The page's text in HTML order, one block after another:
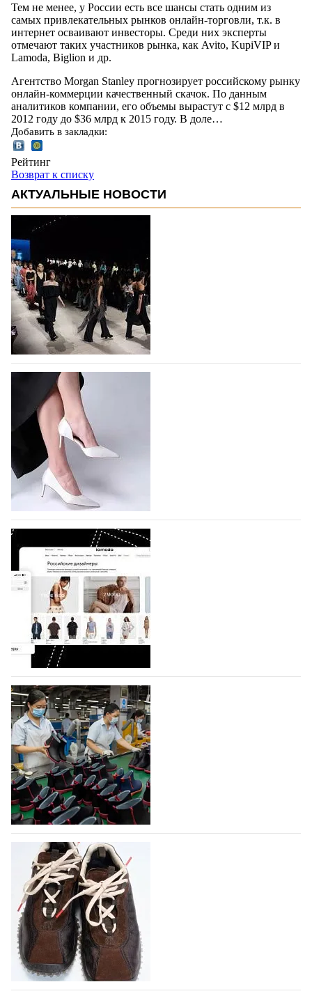
Тем не менее, у России есть все шансы стать одним из
самых привлекательных рынков онлайн-торговли, т.к. в
интернет осваивают инвесторы. Среди них эксперты
отмечают таких участников рынка, как Avito, KupiVIP и
Lamoda, Biglion и др.
Агентство Morgan Stanley прогнозирует российскому рынку
онлайн-коммерции качественный скачок. По данным
аналитиков компании, его объемы вырастут с $12 млрд в
2012 году до $36 млрд к 2015 году. В доле…
Добавить в закладки:
Рейтинг
Возврат к списку
АКТУАЛЬНЫЕ НОВОСТИ
На участие в Московской неделе моды
подано 1047 заявок
На участие в седьмой Московской неделе моды,
которая пройдет в российской столице с 26 сентября
по 1 октября, уже подано 1047 заявок. Примерно
половину из них (494) прислали дизайнеры,
коллекции которых не были представлены в…
07.08.2026 752
BALLINA представит свои новинки на Euro
Shoes
Компания BALLINA Guangzhou Lihuang Footwear
Co., Ltd., основанная в 2011 году и расположенная в
Гуанчжоу, столице моды Китая, является
профессиональной обувной компанией,
объединяющей разработку, производство и…
07.08.2026 620
На платформе Lamoda - новый раздел и
условия продвижения локальных
дизайнерских марок
Российский маркетплейс Lamoda решил обновить
раздел для продажи продукции локальных
дизайнерских марок одежды, обуви и аксессуаров.
Бренды также получат маркетинговую…
06.08.2026 800
Объем мирового производства обуви в
2025 году практически не увеличился
В 2025 году мировое производство обуви
практически не изменилось, зафиксировав
незначительный рост на 0,1% до 24,6 млрд пар, -
данные опубликованы в аналитическом вестнике
«Всемирный ежегодник обуви 2026», Португальской
ассоциацией…